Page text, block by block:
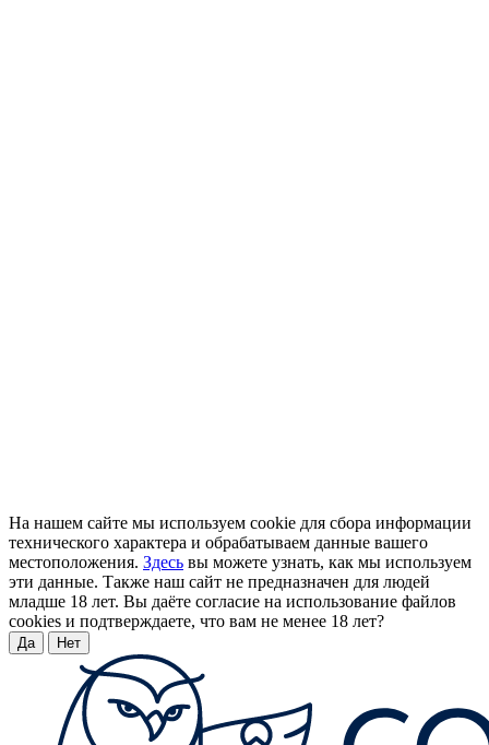
На нашем сайте мы используем cookie для сбора информации
технического характера и обрабатываем данные вашего
местоположения. Здесь вы можете узнать, как мы используем
эти данные. Также наш сайт не предназначен для людей
младше 18 лет. Вы даёте согласие на использование файлов
cookies и подтверждаете, что вам не менее 18 лет?
Да Нет